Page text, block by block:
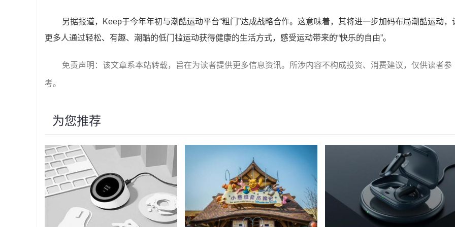
另据报道，Keep于今年年初与潮酷运动平台“粗门”达成战略合作。这意味着，其将进一步加码布局潮酷运动，
更多人通过轻松、有趣、潮酷的低门槛运动获得健康的生活方式，感受运动带来的“快乐的自由”。
免责声明：该文章系本站转载，旨在为读者提供更多信息资讯。所涉内容不构成投资、消费建议，仅供读者参
考。
为您推荐